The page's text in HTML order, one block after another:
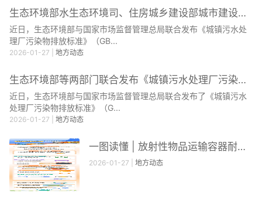
生态环境部水生态环境司、住房城乡建设部城市建设司有...
近日，生态环境部与国家市场监督管理总局联合发布《城镇污水处
理厂污染物排放标准》（GB...
2026-01-27 地方动态
生态环境部等两部门联合发布《城镇污水处理厂污染物排...
近日，生态环境部与国家市场监督管理总局联合发布了《城镇污水
处理厂污染物排放标准》（G...
2026-01-27 地方动态
一图读懂 | 放射性物品运输容器耐热试验指南
2026-01-27 地方动态